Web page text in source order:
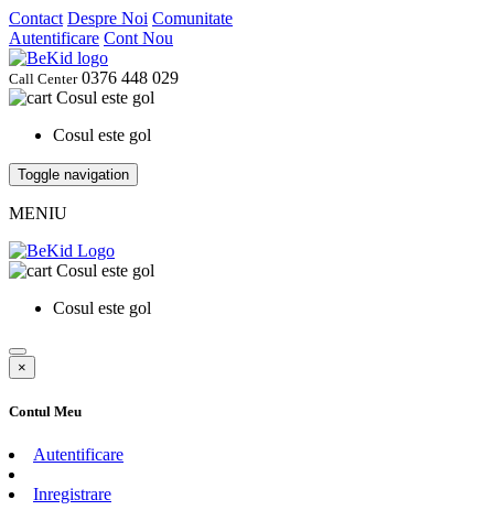
Contact Despre Noi Comunitate
Autentificare Cont Nou
Call Center0376 448 029
Cosul este gol
Cosul este gol
Toggle navigation
MENIU
Cosul este gol
Cosul este gol
×
Contul Meu
Autentificare
Inregistrare